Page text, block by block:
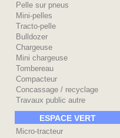
Pelle sur pneus
Mini-pelles
Tracto-pelle
Bulldozer
Chargeuse
Mini chargeuse
Tombereau
Compacteur
Concassage / recyclage
Travaux public autre
ESPACE VERT
Micro-tracteur